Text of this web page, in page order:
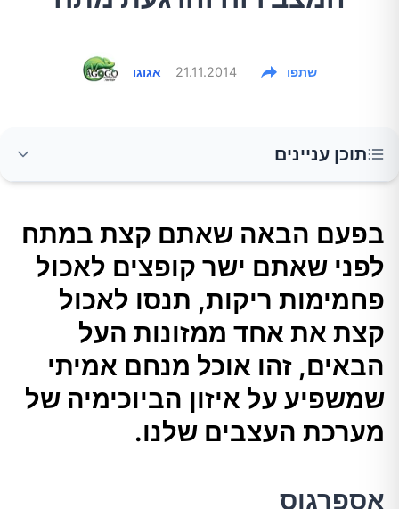
אגוגו 21.11.2014 שתפו
תוכן עניינים
קופצים לאכול פחמימות ריקות, תנסו לאכול קצת
את אחד ממזונות העל הבאים, זהו אוכל מנחם
אמיתי שמשפיע על איזון הביוכימיה של מערכת
העצבים שלנו.
אספרגוס
אבוקדו
בפעם הבאה שאתם קצת במתח
לפני שאתם ישר קופצים לאכול
פחמימות ריקות, תנסו לאכול
קצת את אחד ממזונות העל
הבאים, זהו אוכל מנחם אמיתי
שמשפיע על איזון הביוכימיה של
מערכת העצבים שלנו.
אספרגוס